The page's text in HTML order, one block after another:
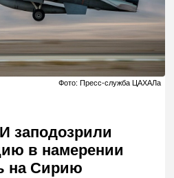
Фото: Пресс-служба ЦАХАЛа
заподозрили
в намерении
на Сирию